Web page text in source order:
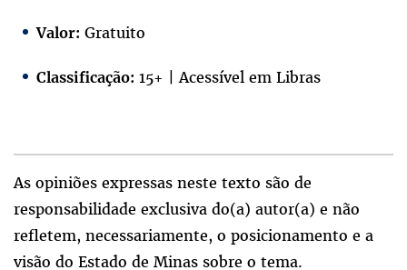
Valor: Gratuito
Classificação: 15+ | Acessível em Libras
As opiniões expressas neste texto são de
responsabilidade exclusiva do(a) autor(a) e não
refletem, necessariamente, o posicionamento e a
visão do Estado de Minas sobre o tema.